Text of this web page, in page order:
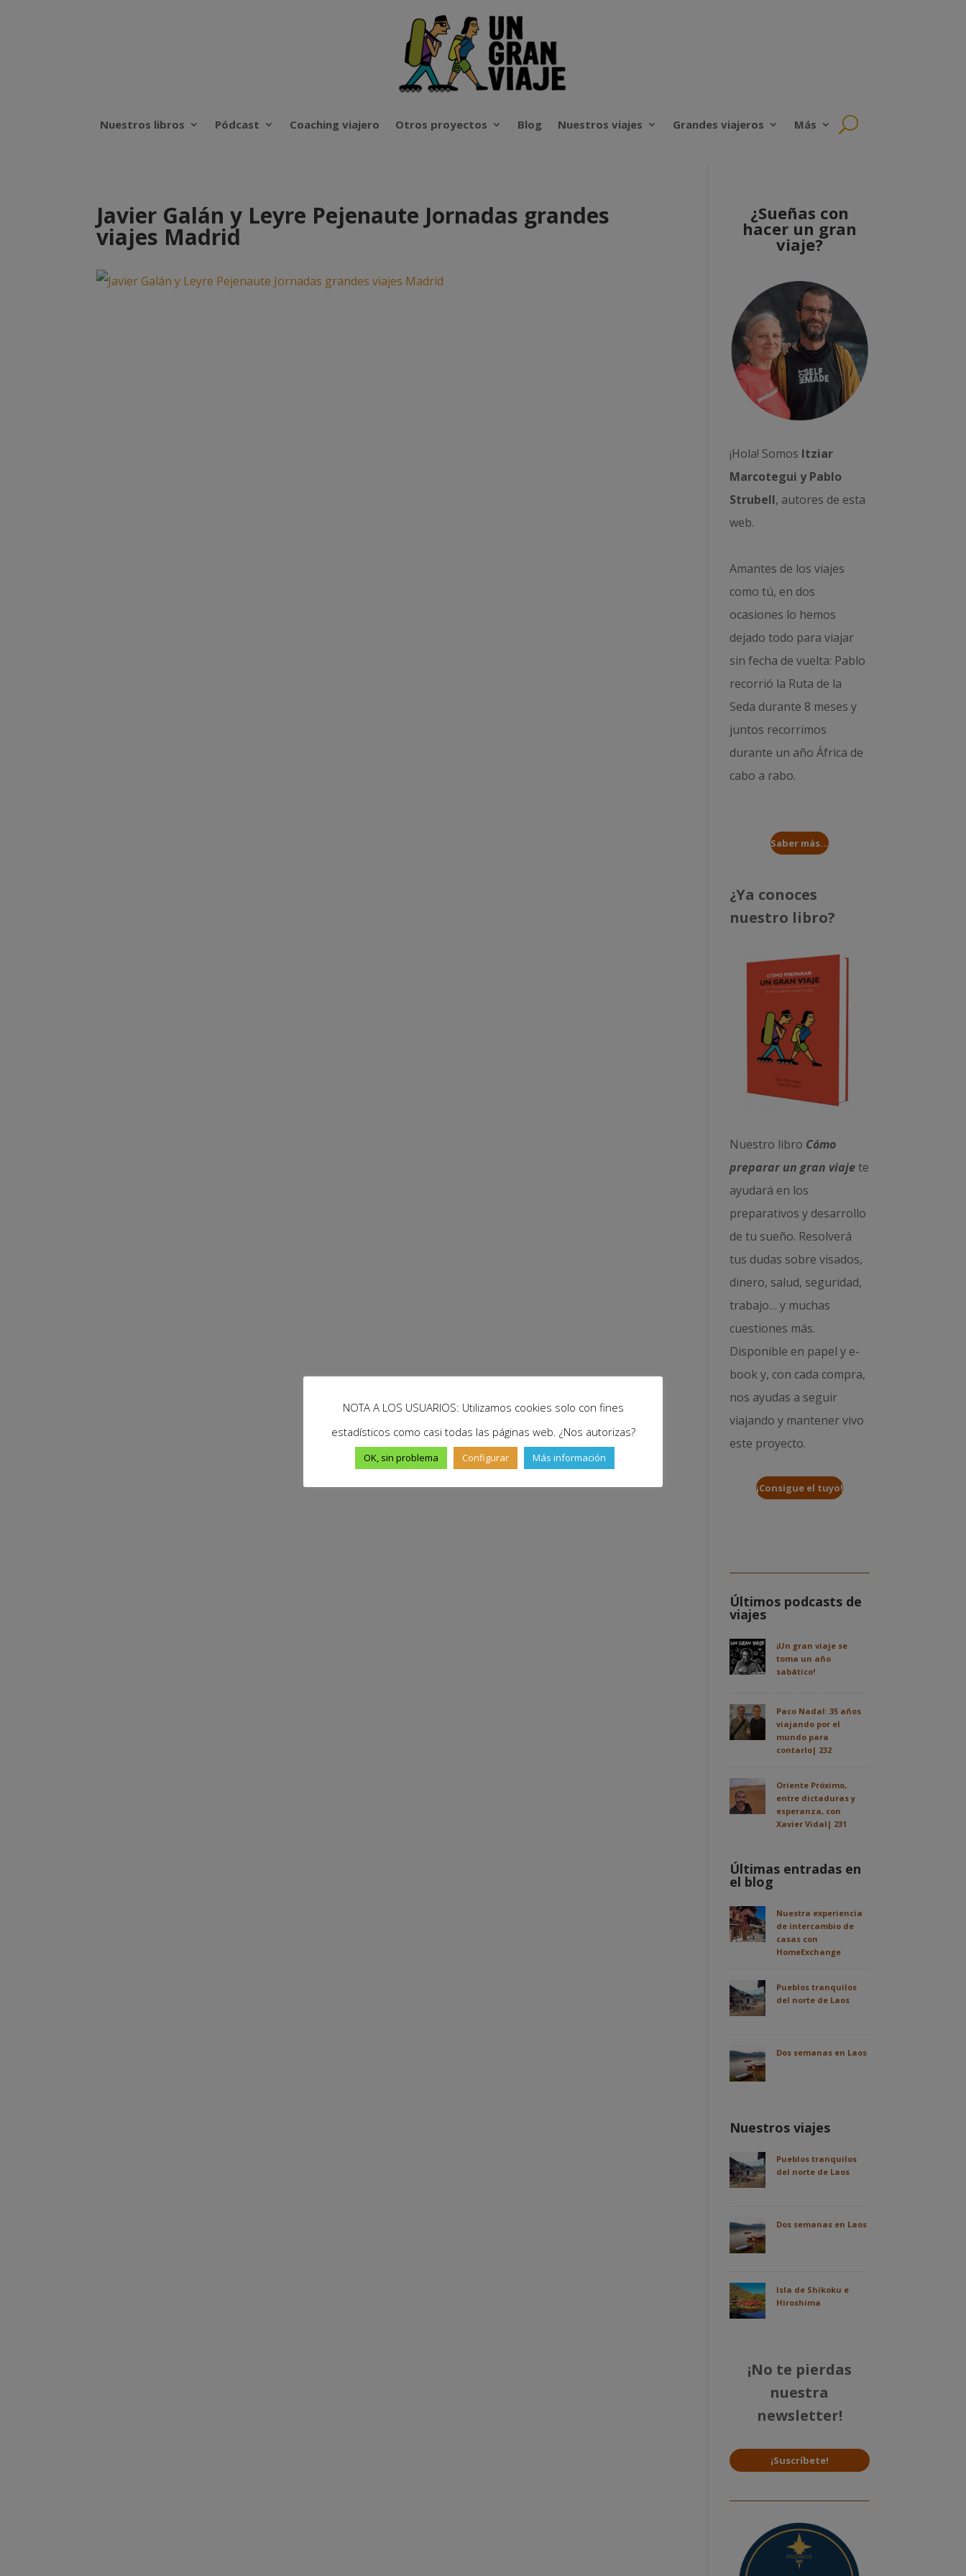
Nuestros libros Pódcast Coaching viajero Otros proyectos Blog Nuestros viajes Grandes viajeros Más
Javier Galán y Leyre Pejenaute Jornadas grandes
viajes Madrid
¿Sueñas con
hacer un gran
viaje?
¡Hola! Somos Itziar
Marcotegui y Pablo
Strubell, autores de esta
web.
Amantes de los viajes
como tú, en dos
ocasiones lo hemos
dejado todo para viajar
sin fecha de vuelta: Pablo
recorrió la Ruta de la
Seda durante 8 meses y
juntos recorrimos
durante un añoÁfrica de
cabo a rabo.
Saber más...
¿Ya conoces
nuestro libro?
Nuestro libro Cómo
preparar un gran viajete
ayudará en los
preparativos y desarrollo
de tu sueño. Resolverá
tus dudas sobre visados,
dinero, salud, seguridad,
trabajo… y muchas
cuestiones más.
Disponible en papel y e-
book y, con cada compra,
nos ayudas a seguir
viajando y mantener vivo
este proyecto.
¡Consigue el tuyo!
Últimos podcasts de
viajes
¡Un gran viaje se
toma un año
sabático!
Paco Nadal: 35 años
viajando por el
mundo para
contarlo| 232
Oriente Próximo,
entre dictaduras y
esperanza, con
Xavier Vidal| 231
Últimas entradas en
el blog
Nuestra experiencia
de intercambio de
casas con
HomeExchange
Pueblos tranquilos
del norte de Laos
Dos semanas en Laos
Nuestros viajes
Pueblos tranquilos
del norte de Laos
Dos semanas en Laos
Isla de Shikoku e
Hiroshima
¡No te pierdas
nuestra
newsletter!
¡Suscríbete!
NOTA A LOS USUARIOS: Utilizamos cookies solo con fines
estadísticos como casi todas las páginas web. ¿Nos autorizas?
OK, sin problema Configurar Más información